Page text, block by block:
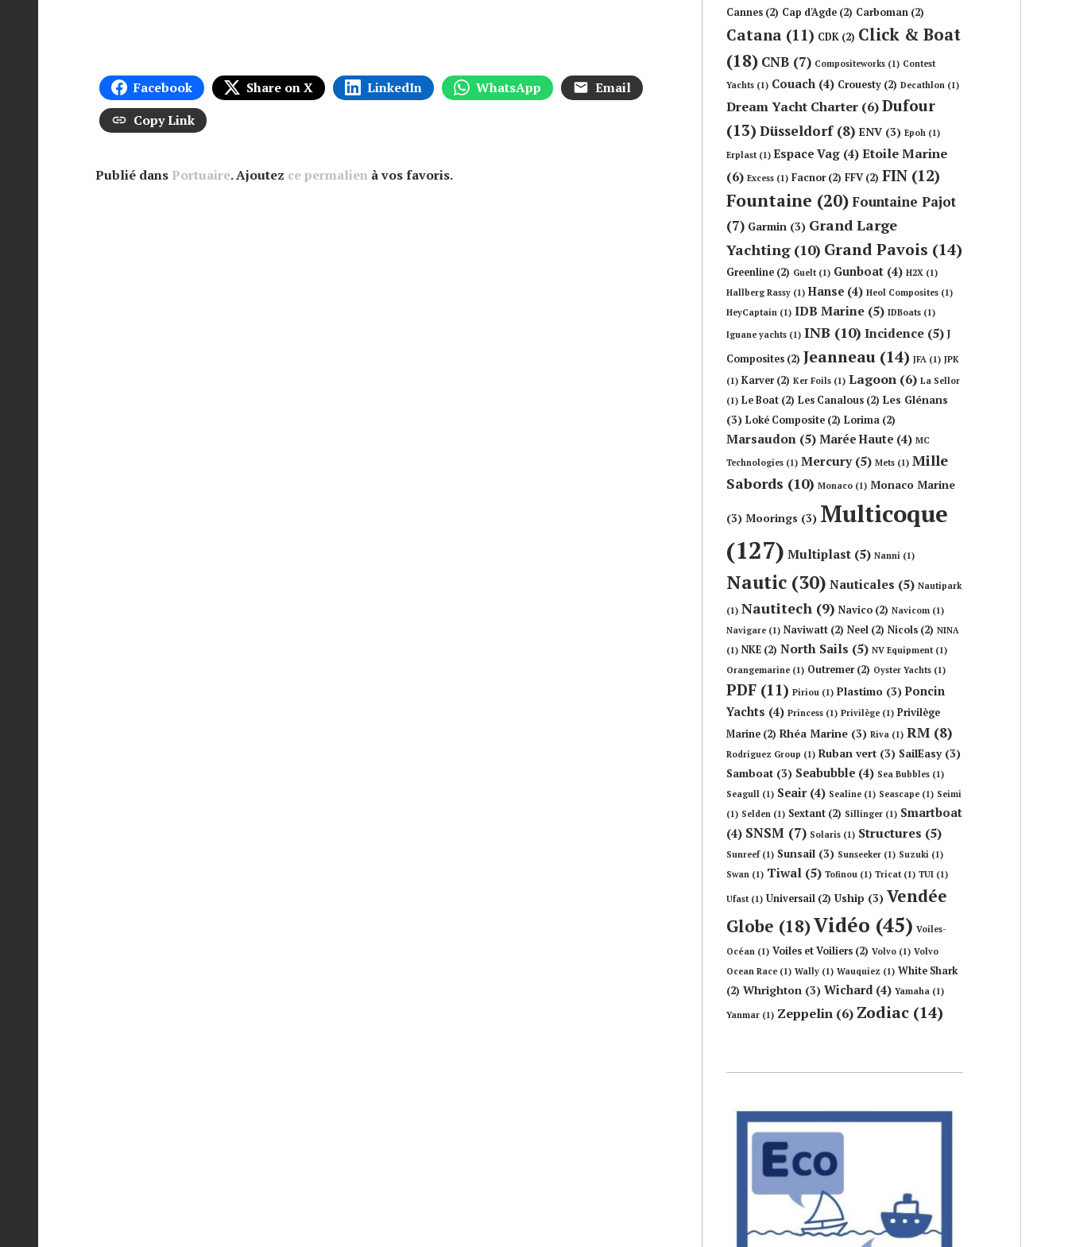
Facebook Share on X LinkedIn WhatsApp
Email
Copy Link
Publié dans Portuaire. Ajoutez ce permalien à vos favoris.
Cannes (2) Cap d'Agde (2) Carboman (2)
Catana (11) CDK (2) Click & Boat
(18) CNB (7) Compositeworks (1) Contest
Yachts (1) Couach (4) Crouesty (2) Decathlon (1)
Dream Yacht Charter (6) Dufour
(13) Düsseldorf(8) ENV (3) Epoh (1)
Erplast(1) Espace Vag (4) Etoile Marine
(6) Excess (1) Facnor(2) FFV (2) FIN (12)
Fountaine (20)Fountaine Pajot
(7) Garmin (3) Grand Large
Yachting(10) Grand Pavois (14)
Greenline (2) Guelt(1) Gunboat (4) H2X (1)
Hallberg Rassy (1) Hanse (4) Heol Composites (1)
HeyCaptain (1) IDB Marine (5) IDBoats (1)
Iguane yachts (1) INB (10) Incidence (5) J
Composites (2) Jeanneau (14) JFA (1) JPK
(1) Karver(2) Ker Foils (1) Lagoon (6) La Sellor
(1) Le Boat (2) Les Canalous (2) Les Glénans
(3) Loké Composite (2) Lorima (2)
Marsaudon (5) Marée Haute (4) MC
Technologies (1) Mercury(5) Mets (1) Mille
Sabords (10) Monaco (1) Monaco Marine
(3) Moorings (3) Multicoque
(127) Multiplast (5) Nanni (1)
Nautic (30) Nauticales (5) Nautipark
(1) Nautitech (9) Navico (2) Navicom (1)
Navigare (1) Naviwatt (2) Neel (2) Nicols (2) NINA
(1) NKE (2) North Sails (5) NV Equipment(1)
Orangemarine (1) Outremer(2) Oyster Yachts (1)
PDF (11) Piriou (1) Plastimo (3) Poncin
Yachts (4) Princess (1) Privilège (1) Privilège
Marine (2) Rhéa Marine (3) Riva (1) RM (8)
Rodriguez Group (1) Ruban vert (3) SailEasy(3)
Samboat (3) Seabubble (4) Sea Bubbles (1)
Seagull (1) Seair(4) Sealine (1) Seascape (1) Seimi
(1) Selden (1) Sextant (2) Sillinger (1) Smartboat
(4) SNSM (7) Solaris (1) Structures (5)
Sunreef(1) Sunsail (3) Sunseeker (1) Suzuki (1)
Swan (1) Tiwal (5) Tofinou (1) Tricat(1) TUI (1)
Ufast(1) Universail (2) Uship (3) Vendée
Globe (18)Vidéo (45) Voiles-
Océan (1) Voiles et Voiliers (2) Volvo (1) Volvo
Ocean Race (1) Wally (1) Wauquiez (1) White Shark
(2) Whrighton (3) Wichard(4) Yamaha (1)
Yanmar (1) Zeppelin (6) Zodiac (14)